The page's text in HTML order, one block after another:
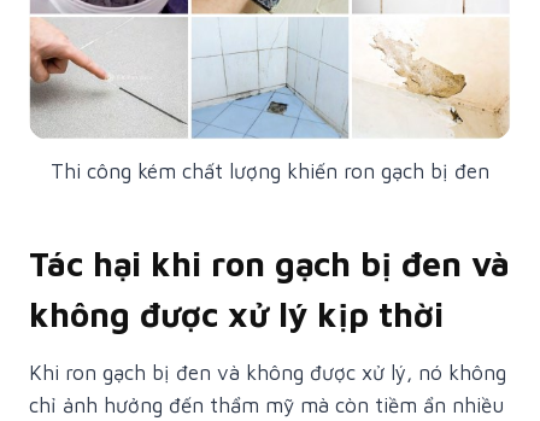
Thi công kém chất lượng khiến ron gạch bị đen
Tác hại khi ron gạch bị đen và
không được xử lý kịp thời
Khi ron gạch bị đen và không được xử lý, nó không
chỉ ảnh hưởng đến thẩm mỹ mà còn tiềm ẩn nhiều